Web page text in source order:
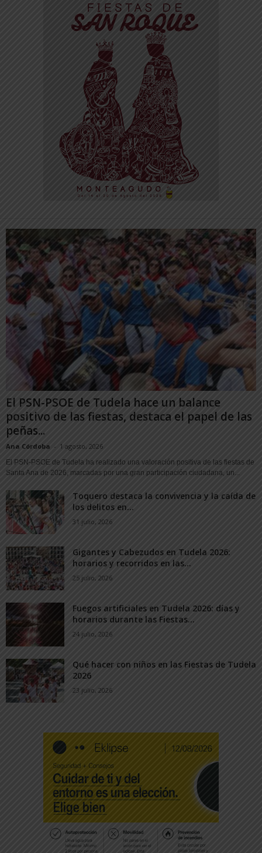
El PSN-PSOE de Tudela hace un balance
positivo de las fiestas, destaca el papel de las
peñas...
Ana Córdoba - 1 agosto, 2026
El PSN-PSOE de Tudela ha realizado una valoración positiva de las fiestas de
Santa Ana de 2026, marcadas por una gran participación ciudadana, un...
Toquero destaca la convivencia y la caída de
los delitos en...
31 julio, 2026
Gigantes y Cabezudos en Tudela 2026:
horarios y recorridos en las...
25 julio, 2026
Fuegos artificiales en Tudela 2026: días y
horarios durante las Fiestas...
24 julio, 2026
Qué hacer con niños en las Fiestas de Tudela
2026
23 julio, 2026